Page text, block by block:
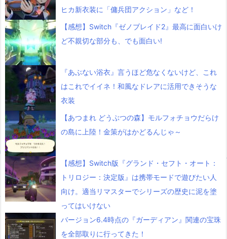
ヒカ新衣装に「傭兵団アクション」など！
【感想】Switch『ゼノブレイド2』最高に面白いけ
ど不親切な部分も、でも面白い!
『あぶない浴衣』言うほど危なくないけど、これ
はこれでイイネ！和風なドレアに活用できそうな
衣装
【あつまれ どうぶつの森】モルフォチョウだらけ
の島に上陸！金策がはかどるんじゃ～
【感想】Switch版『グランド・セフト・オート：
トリロジー：決定版』は携帯モードで遊びたい人
向け。適当リマスターでシリーズの歴史に泥を塗
ってはいけない
バージョン6.4時点の『ガーディアン』関連の宝珠
を全部取りに行ってきた！